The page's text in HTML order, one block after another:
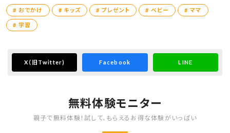
# おでかけ # キッズ # プレゼント # ベビー # ママ
# 学習
X （旧Twitter) Facebook LINE
無料体験モニター
親子で無料体験！試して、もらえるお得な体験がいっぱい